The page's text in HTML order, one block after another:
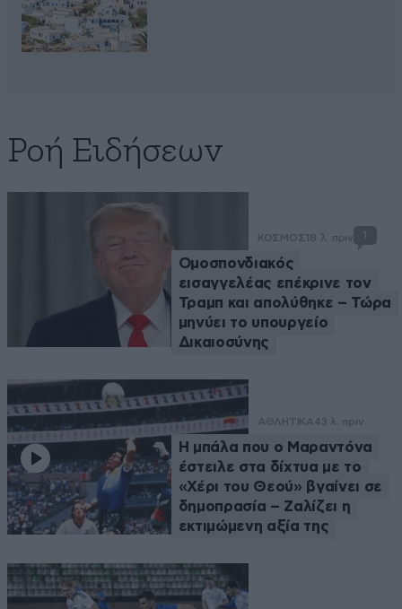
Ροή Ειδήσεων
ΚΟΣΜΟΣ 18 λ. πριν
Ομοσπονδιακός
εισαγγελέας επέκρινε τον
Τραμπ και απολύθηκε – Τώρα
μηνύει το υπουργείο
Δικαιοσύνης
ΑΘΛΗΤΙΚΑ43 λ. πριν
Η μπάλα που ο Μαραντόνα
έστειλε στα δίχτυα με το
«Χέρι του Θεού» βγαίνει σε
δημοπρασία – Ζαλίζει η
εκτιμώμενη αξία της